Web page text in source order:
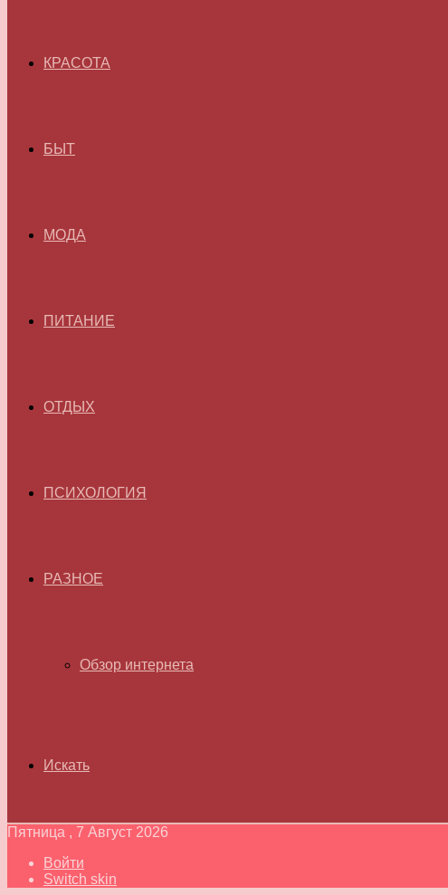
КРАСОТА
БЫТ
МОДА
ПИТАНИЕ
ОТДЫХ
ПСИХОЛОГИЯ
РАЗНОЕ
Обзор интернета
Искать
Пятница , 7 Август 2026
Войти
Switch skin